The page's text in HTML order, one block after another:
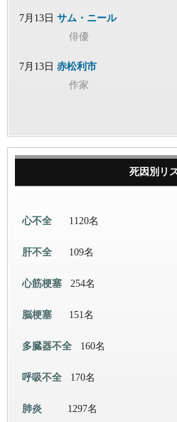
7月13日 サム・ニール
俳優
7月13日 赤松利市
作家
死因別リ
心不全 1120名
肝不全 109名
心筋梗塞 254名
脳梗塞 151名
多臓器不全 160名
呼吸不全 170名
肺炎 1297名